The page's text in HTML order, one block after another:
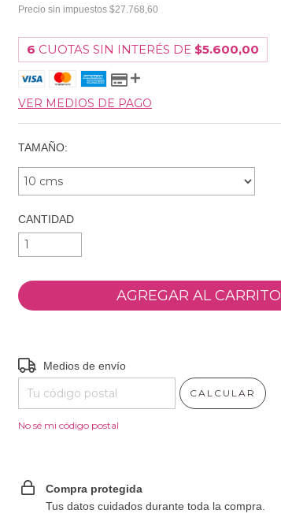
Precio sin impuestos$27.768,60
6 CUOTAS SIN INTERÉS DE $5.600,00
VER MEDIOS DE PAGO
TAMAÑO:
CANTIDAD
Entregas para el CP:
Medios de envío
CALCULAR
No sé mi código postal
Compra protegida
Tus datos cuidados durante toda la compra.